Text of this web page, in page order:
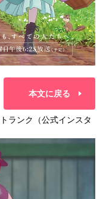
本文に戻る
ランク（公式インスタ